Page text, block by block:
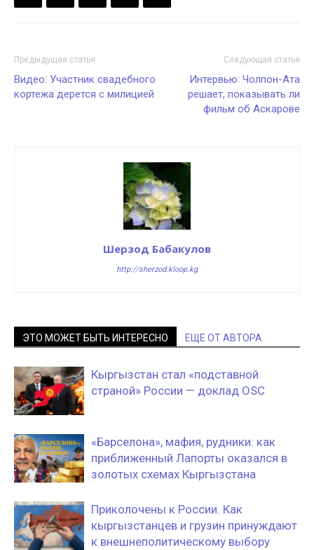
Предыдущая статья
Видео: Участник свадебного
кортежа дерется c милицией
Следующая статья
Интервью: Чолпон-Ата
решает, показывать ли
фильм об Аскарове
Шерзод Бабакулов
http://sherzod.kloop.kg
ЭТО МОЖЕТ БЫТЬ ИНТЕРЕСНО ЕЩЕ ОТ АВТОРА
Кыргызстан стал «подставной
страной» России — доклад OSC
«Барселона», мафия, рудники: как
приближенный Лапорты оказался в
золотых схемах Кыргызстана
Приколочены к России. Как
кыргызстанцев и грузин принуждают
к внешнеполитическому выбору